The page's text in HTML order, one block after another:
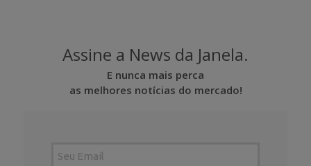
Assine a News da Janela.
E nunca mais perca
as melhores notícias do mercado!